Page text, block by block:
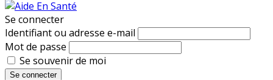
Se connecter
Identifiant ou adresse e-mail
Mot de passe
Se souvenir de moi
Se connecter